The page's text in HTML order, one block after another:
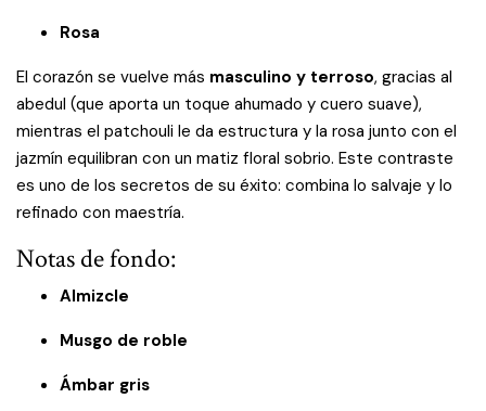
Rosa
El corazón se vuelve más masculino y terroso, gracias al
abedul (que aporta un toque ahumado y cuero suave),
mientras el patchouli le da estructura y la rosa junto con el
jazmín equilibran con un matiz floral sobrio. Este contraste
es uno de los secretos de su éxito: combina lo salvaje y lo
refinado con maestría.
Notas de fondo:
Almizcle
Musgo de roble
Ámbar gris